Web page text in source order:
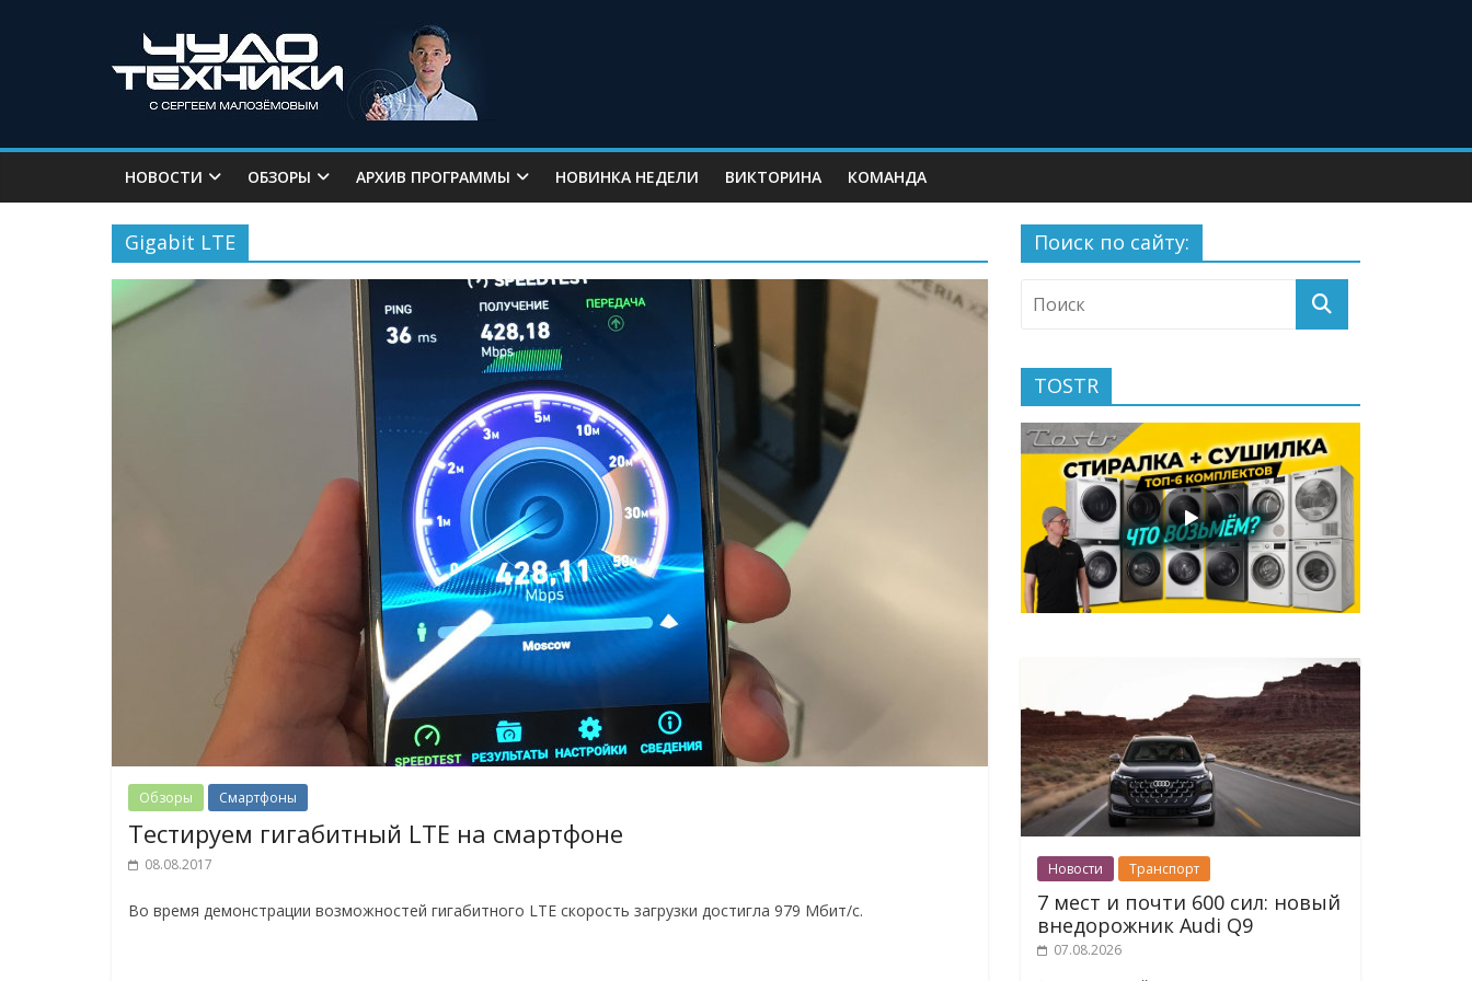
НОВОСТИ ОБЗОРЫ АРХИВ ПРОГРАММЫ НОВИНКА НЕДЕЛИ ВИКТОРИНА КОМАНДА
Gigabit LTE
Обзоры Смартфоны
Тестируем гигабитный LTE на смартфоне
08.08.2017
Во время демонстрации возможностей гигабитного LTE скорость загрузки достигла 979 Мбит/с.
Поиск по сайту:
TOSTR
Новости Транспорт
7 мест и почти 600 сил: новый
внедорожник Audi Q9
07.08.2026